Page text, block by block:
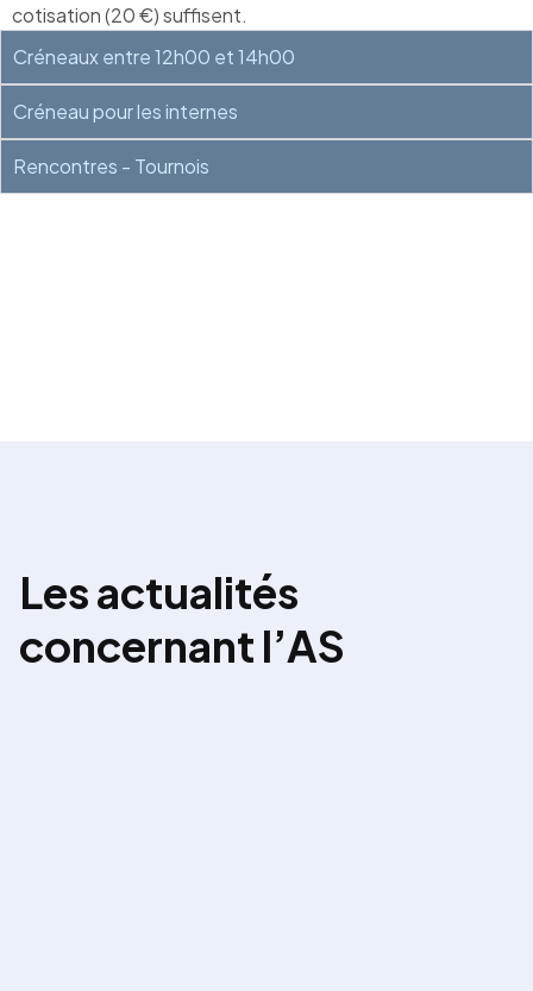
cotisation (20 €) suffisent.
Créneaux entre 12h00 et 14h00
Créneau pour les internes
Rencontres - Tournois
Les actualités
concernant l’AS